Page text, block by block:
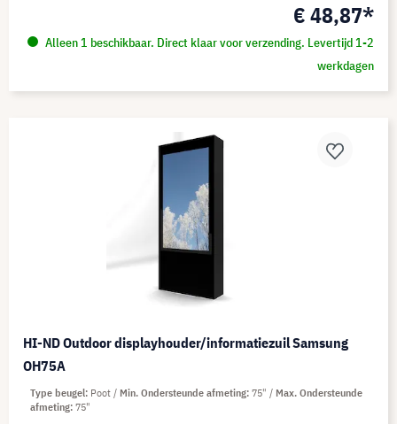
€ 48,87*
Alleen 1 beschikbaar. Direct klaar voor verzending. Levertijd 1-2
werkdagen
HI-ND Outdoor displayhouder/informatiezuil Samsung
OH75A
Type beugel Poot Min. Ondersteunde afmeting 75"
Max. Ondersteunde
afmeting 75"